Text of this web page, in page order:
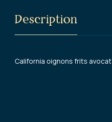
Description
California oignons frits avocat